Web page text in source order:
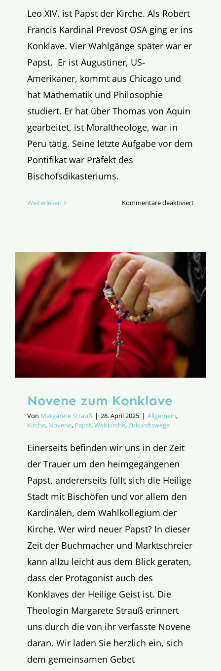
Leo XIV. ist Papst der Kirche. Als Robert
Francis Kardinal Prevost OSA ging er ins
Konklave. Vier Wahlgänge später war er
Papst. Er ist Augustiner, US-
Amerikaner, kommt aus Chicago und
hat Mathematik und Philosophie
studiert. Er hat über Thomas von Aquin
gearbeitet, ist Moraltheologe, war in
Peru tätig. Seine letzte Aufgabe vor dem
Pontifikat war Präfekt des
Bischofsdikasteriums.
Weiterlesen Kommentare deaktiviertfür
Novene zum Konklave
Von Margarete Strauß | 28. April 2025 | Allgemein,
Kirche, Novene, Papst,Weltkirche,Zukunftswege
Einerseits befinden wir uns in der Zeit
der Trauer um den heimgegangenen
Papst, andererseits füllt sich die Heilige
Stadt mit Bischöfen und vor allem den
Kardinälen, dem Wahlkollegium der
Kirche. Wer wird neuer Papst? In dieser
Zeit der Buchmacher und Marktschreier
kann allzu leicht aus dem Blick geraten,
dass der Protagonist auch des
Konklaves der Heilige Geist ist. Die
Theologin Margarete Strauß erinnert
uns durch die von ihr verfasste Novene
daran. Wir laden Sie herzlich ein, sich
dem gemeinsamen Gebet